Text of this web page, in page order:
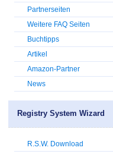
Partnerseiten
Weitere FAQ Seiten
Buchtipps
Artikel
Amazon-Partner
News
Registry System Wizard
R.S.W. Download